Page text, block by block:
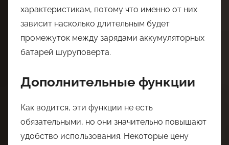
характеристикам, потому что именно от них
зависит насколько длительным будет
промежуток между зарядами аккумуляторных
батарей шуруповерта.
Дополнительные функции
Как водится, эти функции не есть
обязательными, но они значительно повышают
удобство использования. Некоторые цену